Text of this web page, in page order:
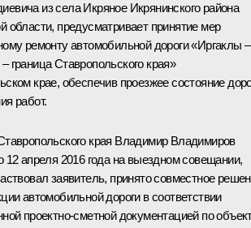
из села Икряное Икрянинского района
области, предусматривает принятие мер
ремонту автомобильной дороги «Иргаклы –
граница Ставропольского края»
крае, обеспечив проезжее состояние
работ.
края Владимир Владимиров
12 апреля 2016 года на выездном совещании,
заявитель, принято совместное
автомобильной дороги в соответствии
проектно-сметной документацией по